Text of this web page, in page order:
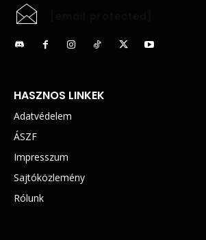
HASZNOS LINKEK
Adatvédelem
ÁSZF
Impresszum
Sajtóközlemény
Rólunk